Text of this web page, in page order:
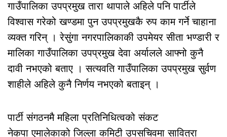
गाउँपालिका उपप्रमुख तारा थापाले अहिले पनि पार्टीले
विश्वास गरेको खण्डमा पुन उपप्रमुखकै रुप काम गर्ने चाहाना
व्यक्त गरिन् । रेसुंगा नगरपालिकाकी उपमेयर सीता भण्डारी र
मालिका गाउँपालिका उपप्रमुख देवा अर्यालले आफ्नो कुनै
दावी नभएको बताए । सत्यवति गाउँपालिका उपप्रमुख सुर्वण
शाहीले अहिले कुनै निर्णय नभएको बताइन् ।
पार्टी संगठनमै महिला प्रतिनिधित्वको संकट
नेकपा एमालेकाको जिल्ला कमिटी उपसचिवमा सावित्रा